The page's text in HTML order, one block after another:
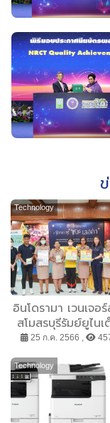
Technology
อินโดรามา เวนเจอ
สโมสรบุรีรัมย์ยูไน
หน้าโครงการขยะ
”ฮาว ทู ทิ้ง” จัดอบ
โรงเรียนในจังหวัดบุรี
การจัดการขยะพลา
การรีไซเคิล
25 ก.ค. 2566 ,
Technology